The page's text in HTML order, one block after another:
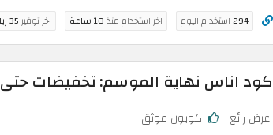
294استخدام اليوم اخر استخدام منذ10 ساعة اخر توفير35 ريال سعودي
كود اناس نهاية الموسم: تخفيضات حتى 70% على ازياء الاطفال
عرض رائع كوبون موثق